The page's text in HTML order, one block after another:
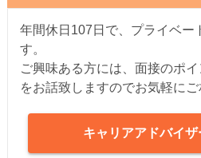
年間休日107日で、プライベー
す。
ご興味ある方には、面接のポ
をお話致しますのでお気軽にご
キャリアアドバイ